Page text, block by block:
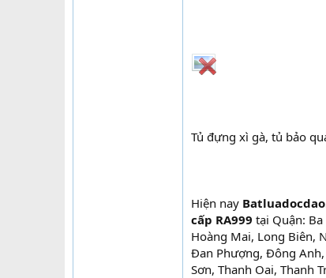
Tủ đựng xì gà, tủ bảo
Hiện nay
cấp RA999 tại Quận:
Hoàng Mai, Long Biên,
Đan Phượng, Đông Anh,
Sơn, Thanh Oai, Thanh